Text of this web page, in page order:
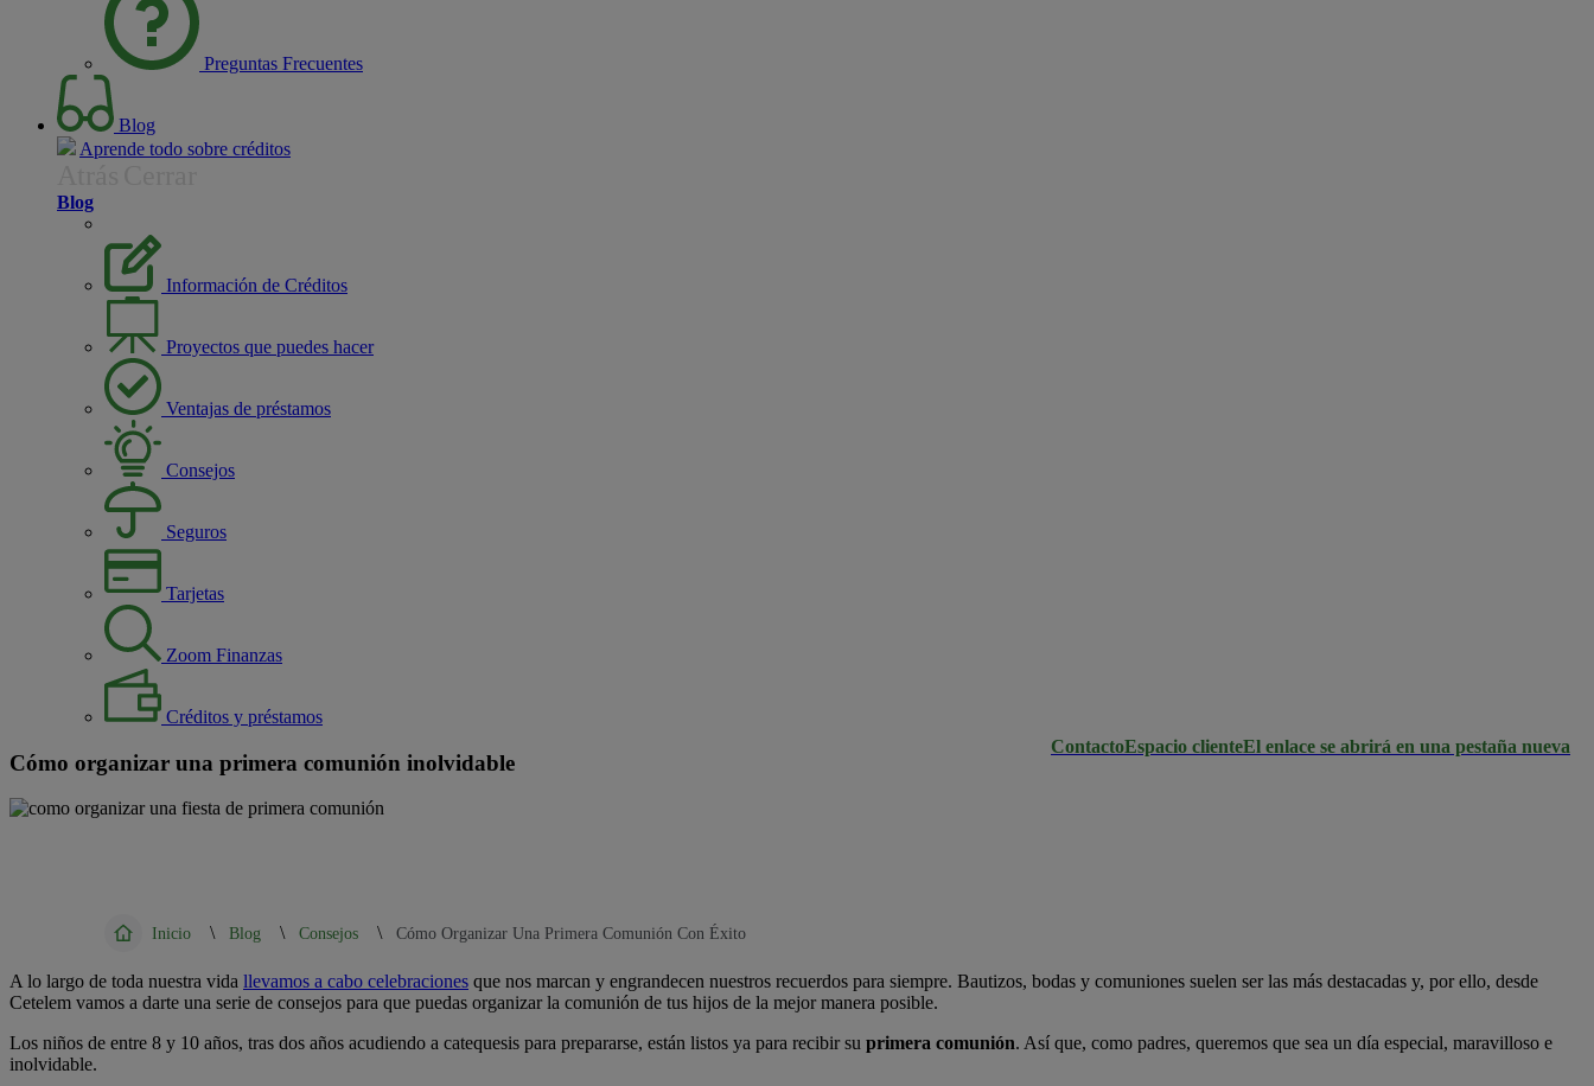
Preguntas Frecuentes
Blog
Aprende todo sobre créditos
Blog
Información de Créditos
Proyectos que puedes hacer
Ventajas de préstamos
Consejos
Seguros
Tarjetas
Zoom Finanzas
Créditos y préstamos
ContactoEspacio clienteEl enlace se abrirá en una pestaña nueva
Cómo organizar una primera comunión inolvidable
Inicio \ Blog \ Consejos \ Cómo Organizar Una Primera Comunión Con Éxito
A lo largo de toda nuestra vida llevamos a cabo celebraciones que nos marcan y engrandecen nuestros recuerdos para siempre. Bautizos, bodas y comuniones suelen ser las más destacadas y, por ello, desde
Cetelem vamos a darte una serie de consejos para que puedas organizar la comunión de tus hijos de la mejor manera posible.
Los niños de entre 8 y 10 años, tras dos años acudiendo a catequesis para prepararse, están listos ya para recibir su primera comunión. Así que, como padres, queremos que sea un día especial, maravilloso e
inolvidable.